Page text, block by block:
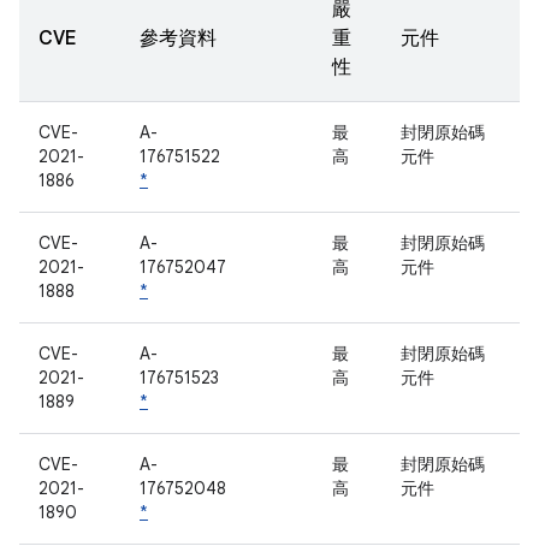
CVE 參考資料
嚴
重
性
元件
CVE-
2021-
1886
A-
176751522
*
最
高
封閉原始碼
元件
CVE-
2021-
1888
A-
176752047
*
最
高
封閉原始碼
元件
CVE-
2021-
1889
A-
176751523
*
最
高
封閉原始碼
元件
CVE-
2021-
1890
A-
176752048
*
最
高
封閉原始碼
元件